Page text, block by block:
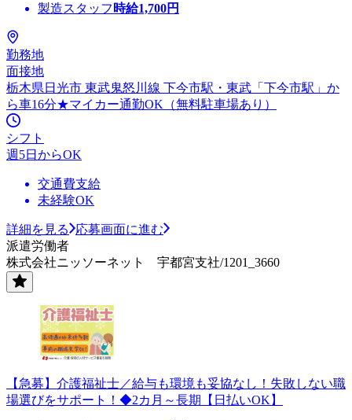
製造スタッフ 時給1,700円
勤務地
面接地
栃木県日光市 東武鬼怒川線 下今市駅・東武「下今市駅」か
ら車16分★マイカー通勤OK（無料駐車場あり）
シフト
週5日からOK
交通費支給
未経験OK
詳細を見る
応募画面に進む
派遣労働者
株式会社ニッソーネット 宇都宮支社/1201_3660
【急募】介護福祉士／給与も環境も妥協なし！失敗しない職
場選びをサポート！◆2カ月～長期【日払いOK】